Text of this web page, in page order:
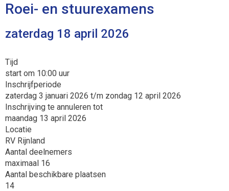
Roei- en stuurexamens
zaterdag 18 april 2026
Tijd
start om 10:00 uur
Inschrijfperiode
zaterdag 3 januari 2026 t/m zondag 12 april 2026
Inschrijving te annuleren tot
maandag 13 april 2026
Locatie
RV Rijnland
Aantal deelnemers
maximaal 16
Aantal beschikbare plaatsen
14